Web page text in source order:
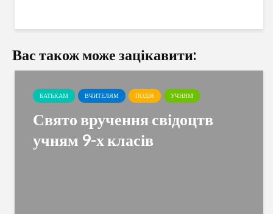
Вас також може зацікавити:
БАТЬКАМ ВЧИТЕЛЯМ ПОДІЯ УЧНЯМ
Свято вручення свідоцтв
учням 9-х класів